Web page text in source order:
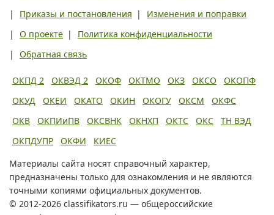
|
Приказы и постановления |
Изменения и поправки
|
О проекте |
Политика конфиденциальности
|
Обратная связь
ОКПД 2 ОКВЭД 2 ОКОФ ОКТМО ОКЗ ОКСО
ОКОПФ
ОКУД
ОКЕИ ОКАТО ОКИН ОКОГУ ОКСМ
ОКФС
ОКВ
ОКПИиПВ ОКСВНК ОКНХП ОКТС ОКС
ТН ВЭД
ОКПДУПР
ОКФИ
КИЕС
Материалы сайта носят справочный характер,
предназначены только для ознакомления и не являются
точными копиями официальных документов.
© 2012-2026 classifikators.ru — общероссийские